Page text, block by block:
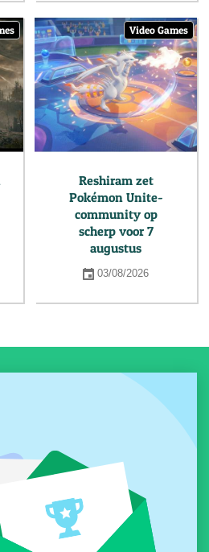
Video Games
Reshiram zet
Pokémon Unite-
community op
scherp voor 7
augustus
03/08/2026